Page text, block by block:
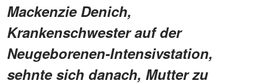
Mackenzie Denich,
Krankenschwester auf der
Neugeborenen-Intensivstation,
sehnte sich danach, Mutter zu